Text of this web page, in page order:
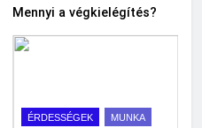
Mennyi a végkielégítés?
ÉRDESSÉGEK MUNKA